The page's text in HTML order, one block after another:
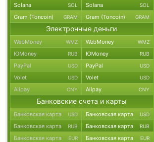
Solana SOL Solana SOL
Gram (Toncoin) GRAM Gram (Toncoin) GRAM
Электронные деньги
WebMoney WMZ WebMoney WMZ
ЮMoney RUB ЮMoney RUB
PayPal USD PayPal USD
Volet USD Volet USD
Alipay CNY Alipay CNY
Банковские счета и карты
Банковская карта USD Банковская карта USD
Банковская карта RUB Банковская карта RUB
Банковская карта EUR Банковская карта EUR